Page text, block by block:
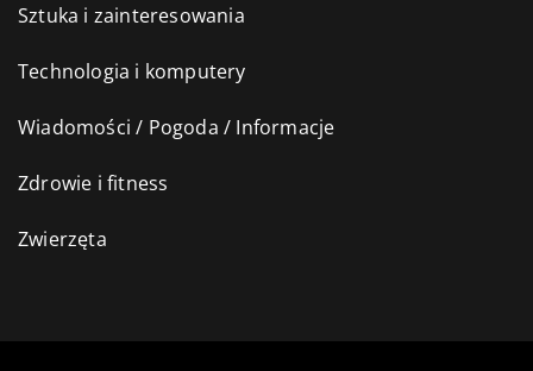
Sztuka i zainteresowania
Technologia i komputery
Wiadomości / Pogoda / Informacje
Zdrowie i fitness
Zwierzęta